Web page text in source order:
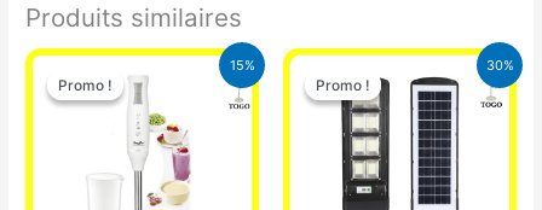
Produits similaires
15%
Promo !
Promo !
Le
prix
initial
était :
12.900 CFA.
Le
30%
Promo !
Promo !
Le
prix
initial
était :
50.000 CFA.
Le
prix
actuel
est :
35.000